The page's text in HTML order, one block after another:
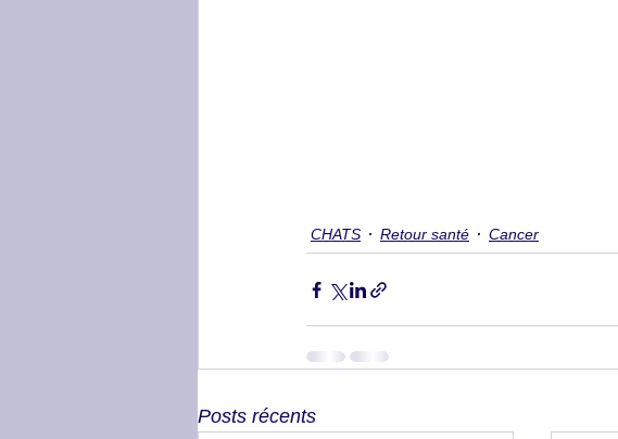
CHATS Retour santé Cancer
Posts récents